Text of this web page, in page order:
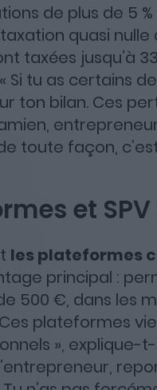
de plus de 5
quasi nulle
taxées jusqu’à
Si tu as certains
ton bilan. Ces
toute façon,
et
les plateformes
principal :
500 €, dans les
plateformes
», explique-